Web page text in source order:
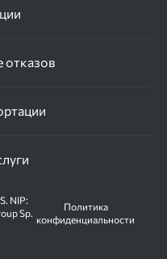
NIP:
Sp.
Политика
конфиденциальности